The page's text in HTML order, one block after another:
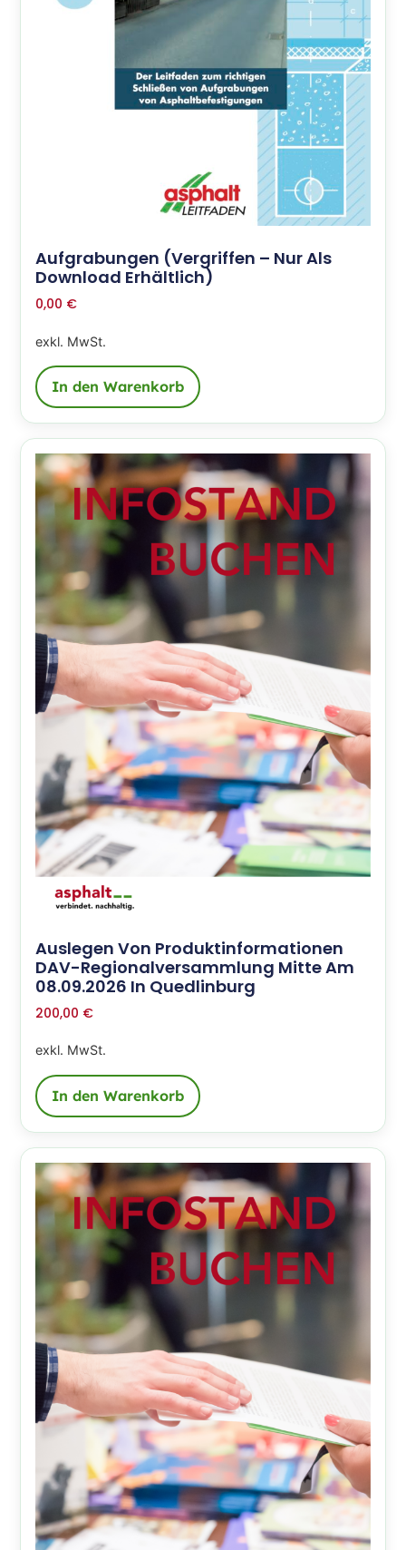
Aufgrabungen (vergriffen – Nur Als
Download Erhältlich)
0,00 €
exkl. MwSt.
In den Warenkorb
Auslegen Von Produktinformationen
DAV-Regionalversammlung Mitte Am
08.09.2026 In Quedlinburg
200,00 €
exkl. MwSt.
In den Warenkorb